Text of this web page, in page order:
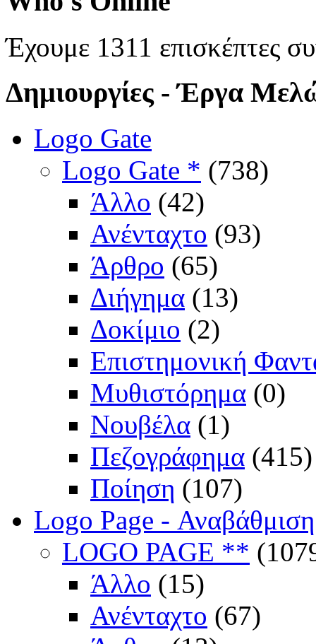
Έχουμε 1311 επισκέπτες
Δημιουργίες - Έργα
Logo Gate
Logo Gate * (738)
Άλλο (42)
Ανένταχτο (93)
Άρθρο (65)
Διήγημα (13)
Δοκίμιο (2)
Επιστημονική
Μυθιστόρημα (0)
Νουβέλα (1)
Πεζογράφημα (415)
Ποίηση (107)
Logo Page -
LOGO PAGE **
Άλλο (15)
Ανένταχτο (67)